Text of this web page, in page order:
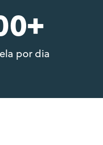
por dia